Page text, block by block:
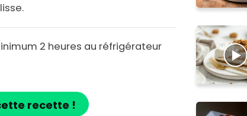
2 heures au réfrigérateur
recette !